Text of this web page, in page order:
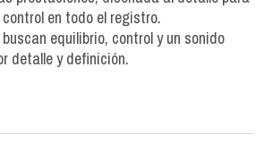
en todo el registro.
equilibrio, control y un sonido
detalle y definición.